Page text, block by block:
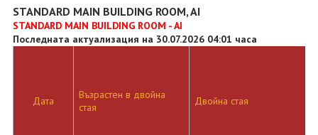
STANDARD MAIN BUILDING ROOM, AI
STANDARD MAIN BUILDING ROOM - AI
Последната актуализация на 30.07.2026 04:01 часа
Дата
Възрастен в двойна
стая
Двойна стая